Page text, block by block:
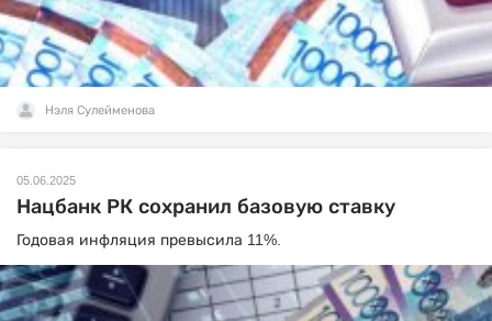
Нэля Сулейменова
05.06.2025
Нацбанк РК сохранил базовую ставку
Годовая инфляция превысила 11%.